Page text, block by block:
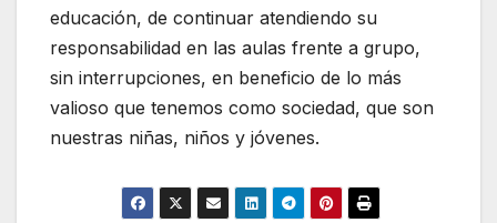
educación, de continuar atendiendo su
responsabilidad en las aulas frente a grupo,
sin interrupciones, en beneficio de lo más
valioso que tenemos como sociedad, que son
nuestras niñas, niños y jóvenes.